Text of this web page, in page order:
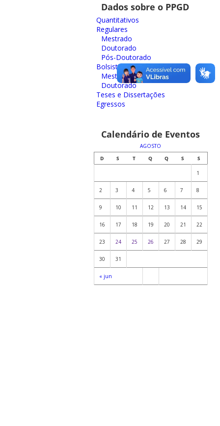
Dados sobre o PPGD
Quantitativos
Regulares
Mestrado
Doutorado
Pós-Doutorado
Bolsistas
Mestrado
Doutorado
Teses e Dissertações
Egressos
Calendário de Eventos
AGOSTO
D
S T Q Q S S
« jun
1
2 3 4 5 6 7 8
9 10 11 12 13 14 15
16 17 18 19 20 21 22
23 24 25 26 27 28 29
30 31